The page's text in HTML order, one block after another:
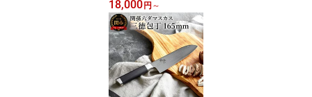
ブリヂストン TOUR B X
S ホワイト / 1ダース か
ら 20ダース 選べるダー
ス数 ブリヂストン ツア
ービー まとめ買い 大量 g
olf ゴルフ用品 大量
18,000円 ～